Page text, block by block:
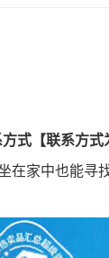
式 【联系方式
在家中也能寻